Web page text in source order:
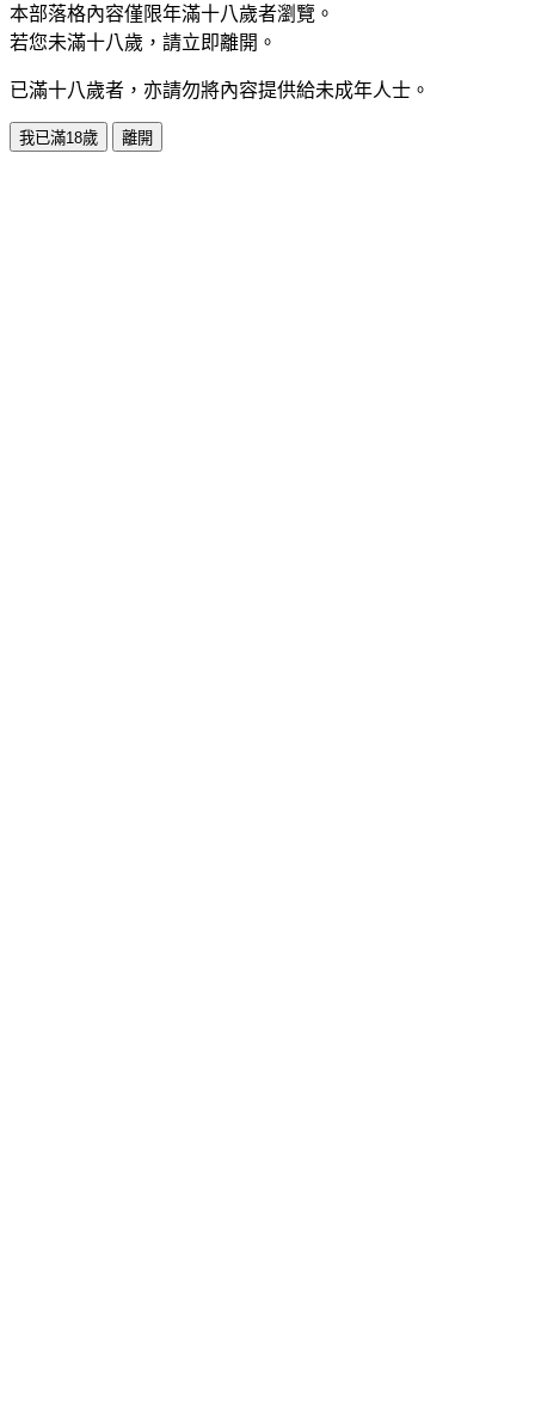
本部落格內容僅限年滿十八歲者瀏覽。
若您未滿十八歲，請立即離開。
已滿十八歲者，亦請勿將內容提供給未成年人士。
我已滿18歲 離開